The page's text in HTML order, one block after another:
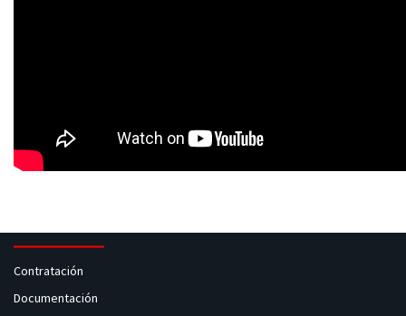
Contratación
Documentación